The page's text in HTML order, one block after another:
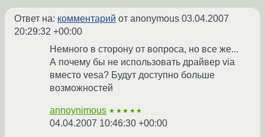
Ответ на: комментарий от anonymous 03.04.2007
20:29:32 +00:00
Немного в сторону от вопроса, но все же...
А почему бы не использовать драйвер via
вместо vesa? Будут доступно больше
возможностей
annoynimous ★★★★★
04.04.2007 10:46:30 +00:00